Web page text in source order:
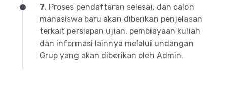
7. Proses pendaftaran selesai, dan calon
mahasiswa baru akan diberikan penjelasan
terkait persiapan ujian, pembiayaan kuliah
dan informasi lainnya melalui undangan
Grup yang akan diberikan oleh Admin.